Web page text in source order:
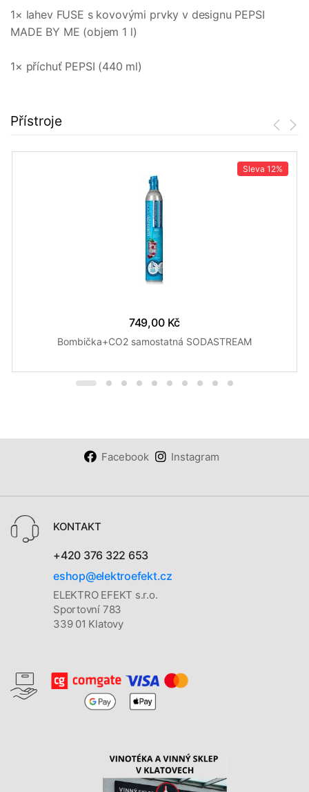
1× lahev FUSE s kovovými prvky v designu PEPSI
MADE BY ME (objem 1 l)
1× příchuť PEPSI (440 ml)
Přístroje
Sleva 12%
749,00 Kč
Bombička+CO2 samostatná SODASTREAM
Facebook Instagram
KONTAKT
+420 376 322 653
eshop@elektroefekt.cz
ELEKTRO EFEKT s.r.o.
Sportovní 783
339 01 Klatovy